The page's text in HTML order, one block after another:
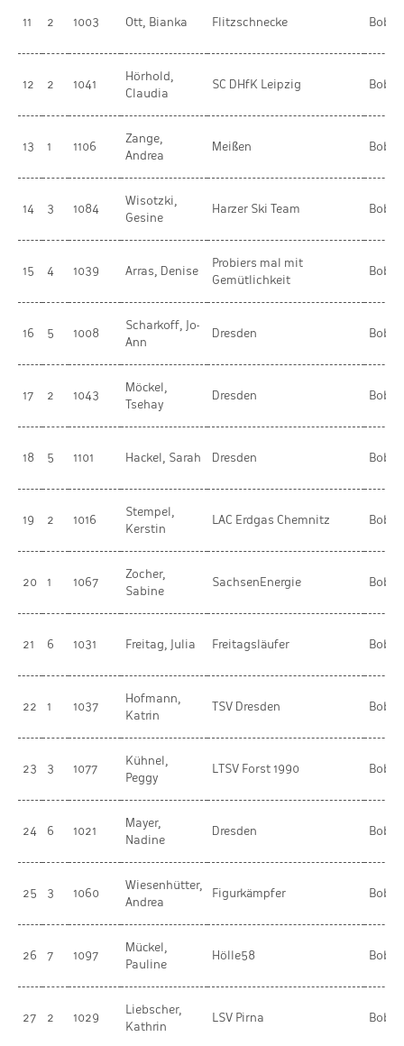
11 2 1003 Ott, Bianka Flitzschnecke
12 2 1041
Hörhold,
Claudia
SC DHfK Leipzig
13 1 1106
Zange,
Andrea
Meißen
14 3 1084
Wisotzki,
Gesine
Harzer Ski Team
15 4 1039 Arras, Denise
Probiers mal mit
Gemütlichkeit
16 5 1008
Scharkoff, Jo-
Ann
Dresden
17 2 1043
Möckel,
Tsehay
Dresden
18 5 1101 Hackel, Sarah Dresden
19 2 1016
Stempel,
Kerstin
LAC Erdgas Chemnitz
20 1 1067
Zocher,
Sabine
SachsenEnergie
21 6 1031 Freitag, Julia Freitagsläufer
22 1 1037
Hofmann,
Katrin
TSV Dresden
23 3 1077
Kühnel,
Peggy
LTSV Forst 1990
24 6 1021
Mayer,
Nadine
Dresden
25 3 1060
Wiesenhütter,
Andrea
Figurkämpfer
26 7 1097
Mückel,
Pauline
Hölle58
27 2 1029
Liebscher,
Kathrin
LSV Pirna